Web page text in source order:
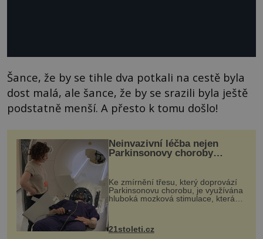
Šance, že by se tihle dva potkali na cestě byla
dost malá, ale šance, že by se srazili byla ještě
podstatně menší. A přesto k tomu došlo!
Neinvazivní léčba nejen
Parkinsonovy choroby
Ke zmírnění třesu, který doprovází
Parkinsonovu chorobu, je využívána
hluboká mozková stimulace, která
však vyžaduje vysoce invazivní
k dostatečně přesnému zacílení ...
21stoleti.cz